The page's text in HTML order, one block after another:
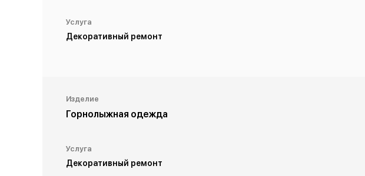
Услуга
Декоративный ремонт
Изделие
Горнолыжная одежда
Услуга
Декоративный ремонт